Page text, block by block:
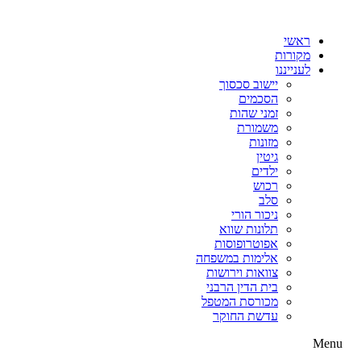
ראשי
מקורות
לענייננו
יישוב סכסוך
הסכמים
זמני שהות
משמורת
מזונות
גיטין
ילדים
רכוש
סלב
ניכור הורי
תלונות שווא
אפוטרופוסות
אלימות במשפחה
צוואות וירושות
בית הדין הרבני
מכורסת המטפל
עדשת החוקר
Menu